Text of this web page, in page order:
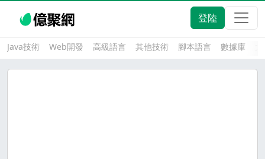
登陸
Java技術 Web開發 高級語言 其他技術 腳本語言 數據庫